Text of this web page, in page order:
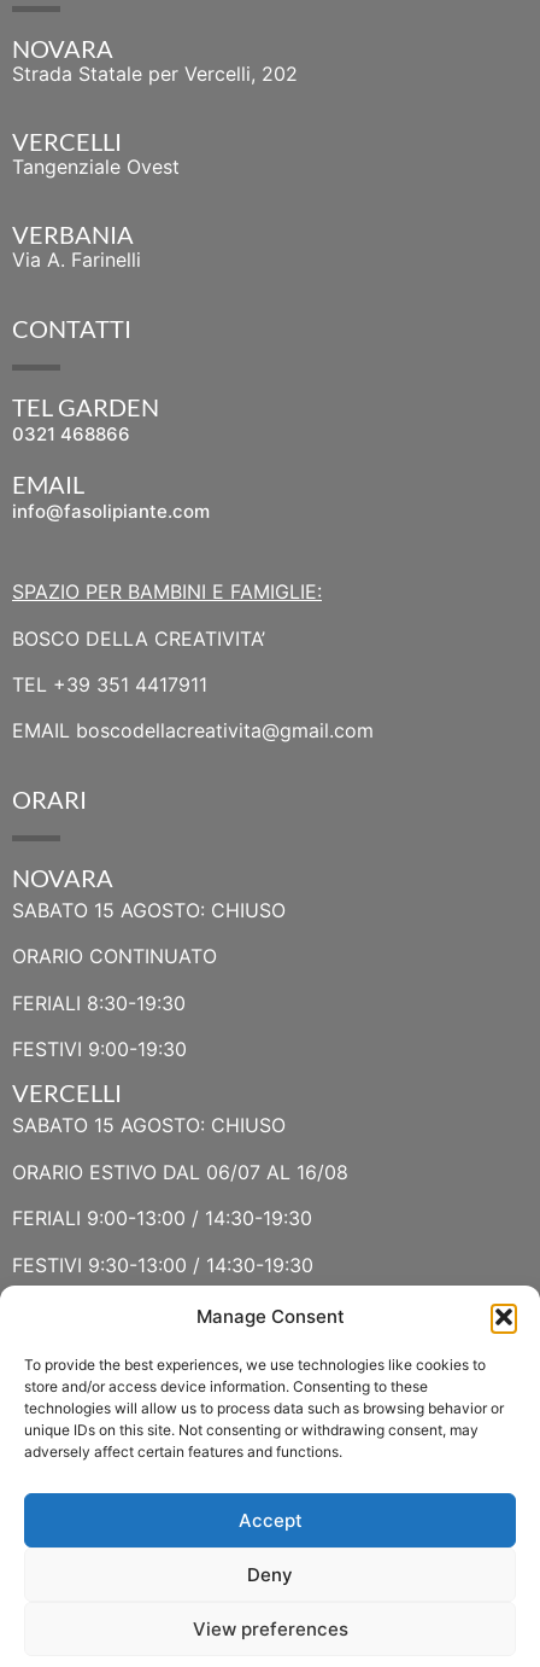
Manage Consent
To provide the best experiences, we use technologies like cookies to
store and/or access device information. Consenting to these
technologies will allow us to process data such as browsing behavior or
unique IDs on this site. Not consenting or withdrawing consent, may
adversely affect certain features and functions.
Accept
Deny
View preferences
NOVARA
Strada Statale per Vercelli, 202
VERCELLI
Tangenziale Ovest
VERBANIA
Via A. Farinelli
CONTATTI
TEL GARDEN
0321 468866
EMAIL
info@fasolipiante.com
SPAZIO PER BAMBINI E FAMIGLIE:
BOSCO DELLA CREATIVITA’
TEL +39 351 4417911
EMAIL boscodellacreativita@gmail.com
ORARI
NOVARA
SABATO 15 AGOSTO: CHIUSO
ORARIO CONTINUATO
FERIALI 8:30-19:30
FESTIVI 9:00-19:30
VERCELLI
SABATO 15 AGOSTO: CHIUSO
ORARIO ESTIVO DAL 06/07 AL 16/08
FERIALI 9:00-13:00 / 14:30-19:30
FESTIVI 9:30-13:00 / 14:30-19:30
SABATO 15 AGOSTO E DOMENICA 16 AGOSTO: CHIUSO
ORARIO ESTIVO LUGLIO E AGOSTO
FERIALI 8:30-13:00 / 15:00-19:00
FESTIVI 8:30-12:30